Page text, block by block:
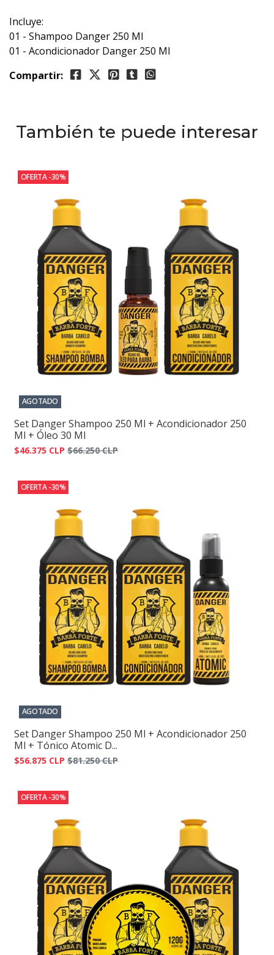
Incluye:
01 - Shampoo Danger 250 Ml
01 - Acondicionador Danger 250 Ml
Compartir:
También te puede interesar
OFERTA -30%
AGOTADO
Set Danger Shampoo 250 Ml + Acondicionador 250
Ml + Óleo 30 Ml
$46.375 CLP $66.250 CLP
OFERTA -30%
AGOTADO
Set Danger Shampoo 250 Ml + Acondicionador 250
Ml + Tónico Atomic D...
$56.875 CLP $81.250 CLP
OFERTA -30%